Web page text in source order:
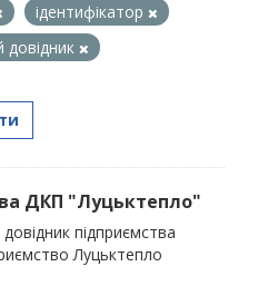
ідентифікатор
довідник
ДКП "Луцьктепло"
підприємства
Луцьктепло